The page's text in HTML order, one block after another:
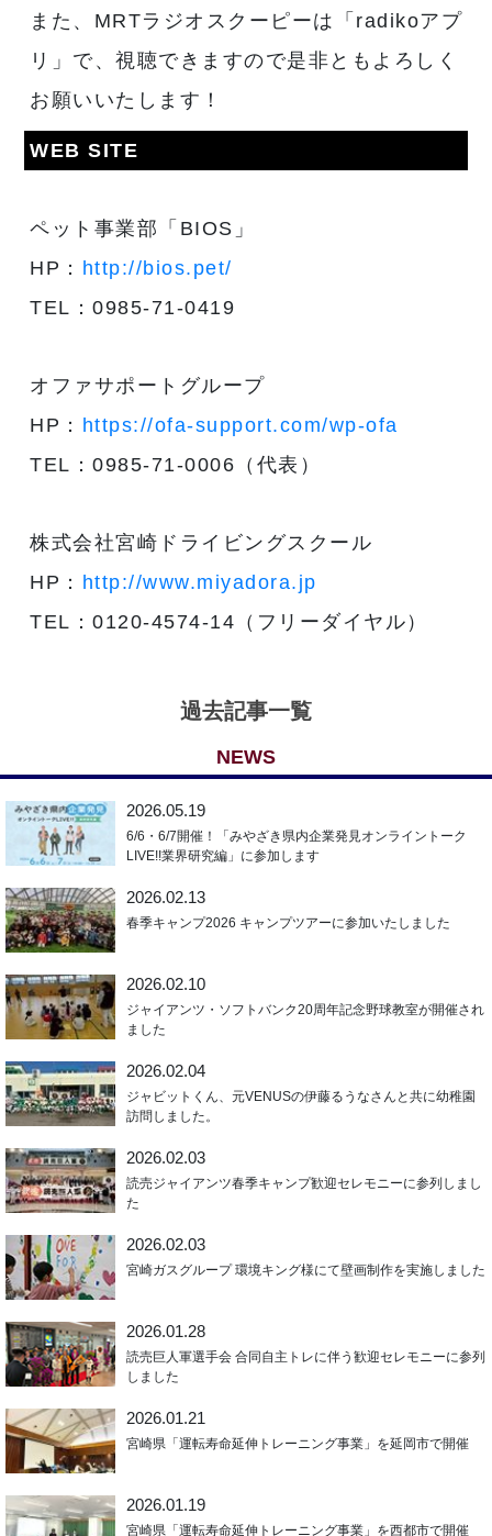
また、MRTラジオスクーピーは「radikoアプ
リ」で、視聴できますので是非ともよろしく
お願いいたします！
WEB SITE
ペット事業部「BIOS」
HP： http://bios.pet/
TEL：0985-71-0419
オファサポートグループ
HP： https://ofa-support.com/wp-ofa
TEL：0985-71-0006（代表）
株式会社宮崎ドライビングスクール
HP： http://www.miyadora.jp
TEL：0120-4574-14（フリーダイヤル）
過去記事一覧
NEWS
2026.05.19
6/6・6/7開催！「みやざき県内企業発見オンライントーク
LIVE!!業界研究編」に参加します
2026.02.13
春季キャンプ2026 キャンプツアーに参加いたしました
2026.02.10
ジャイアンツ・ソフトバンク20周年記念野球教室が開催され
ました
2026.02.04
ジャビットくん、元VENUSの伊藤るうなさんと共に幼稚園
訪問しました。
2026.02.03
読売ジャイアンツ春季キャンプ歓迎セレモニーに参列しまし
た
2026.02.03
宮崎ガスグループ 環境キング様にて壁画制作を実施しました
2026.01.28
読売巨人軍選手会 合同自主トレに伴う歓迎セレモニーに参列
しました
2026.01.21
宮崎県「運転寿命延伸トレーニング事業」を延岡市で開催
2026.01.19
宮崎県「運転寿命延伸トレーニング事業」を西都市で開催